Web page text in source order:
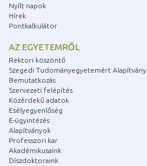
Nyílt napok
Hírek
Pontkalkulátor
AZ EGYETEMRŐL
Rektori köszöntő
Szegedi Tudományegyetemért Alapítvány
Bemutatkozás
Szervezeti felépítés
Közérdekű adatok
Esélyegyenlőség
E-ügyintézés
Alapítványok
Professzori kar
Akadémikusaink
Díszdoktoraink